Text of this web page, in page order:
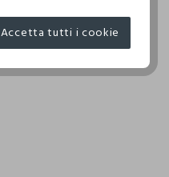
Accetta tutti i cookie